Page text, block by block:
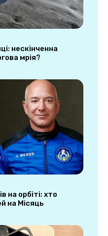
нескінченна
мрія?
на орбіті: хто
на Місяць